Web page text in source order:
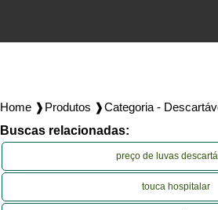
Home ❱ Produtos ❱Categoria -
Buscas relacionadas:
preço de luvas
touca hospitalar